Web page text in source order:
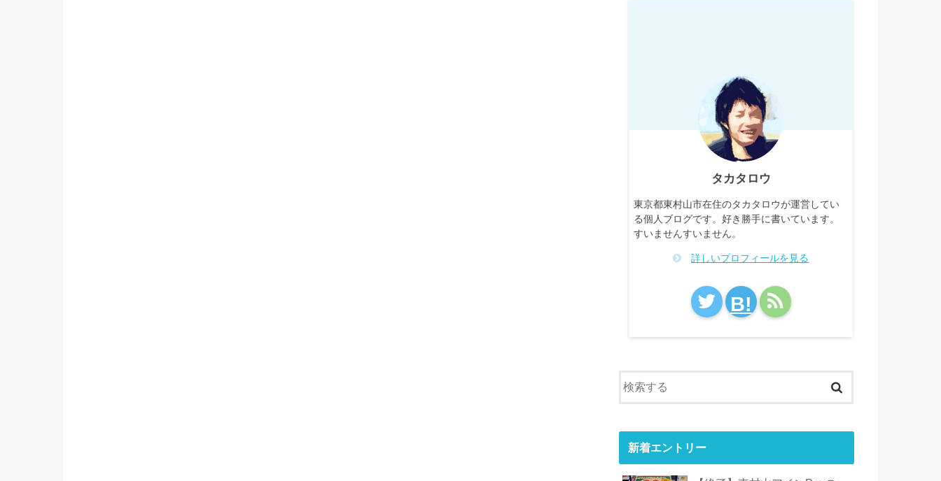
タカタロウ
東京都東村山市在住のタカタロウが運営してい
る個人ブログです。好き勝手に書いています。
すいませんすいません。
詳しいプロフィールを見る
B!
新着エントリー